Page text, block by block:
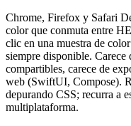
Chrome, Firefox y Safari
color que conmuta entre
clic en una muestra de
siempre disponible.
compartibles, carece de
web (SwiftUI, Compose).
depurando CSS; recurra a
multiplataforma.